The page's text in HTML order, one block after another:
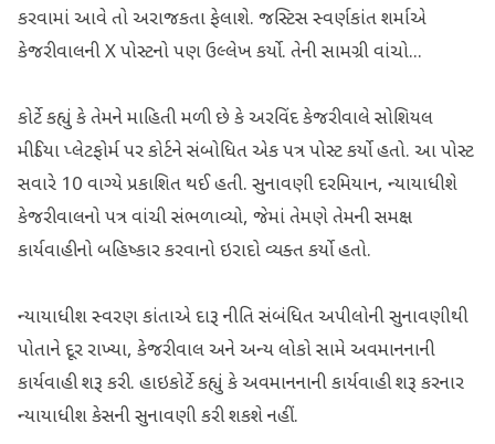
કરવામાં આવે તો અરાજકતા ફેલાશે. જસ્ટિસ સ્વર્ણકાંત શર્માએ
કેજરીવાલની X પોસ્ટનો પણ ઉલ્લેખ કર્યો. તેની સામગ્રી વાંચો...
કોર્ટે કહ્યું કે તેમને માહિતી મળી છે કે અરવિંદ કેજરીવાલે સોશિયલ
મીડિયા પ્લેટફોર્મ પર કોર્ટને સંબોધિત એક પત્ર પોસ્ટ કર્યો હતો. આ પોસ્ટ
સવારે 10 વાગ્યે પ્રકાશિત થઈ હતી. સુનાવણી દરમિયાન, ન્યાયાધીશે
કેજરીવાલનો પત્ર વાંચી સંભળાવ્યો, જેમાં તેમણે તેમની સમક્ષ
કાર્યવાહીનો બહિષ્કાર કરવાનો ઇરાદો વ્યક્ત કર્યો હતો.
ન્યાયાધીશ સ્વરણ કાંતાએ દારૂ નીતિ સંબંધિત અપીલોની સુનાવણીથી
પોતાને દૂર રાખ્યા, કેજરીવાલ અને અન્ય લોકો સામે અવમાનનાની
કાર્યવાહી શરૂ કરી. હાઇકોર્ટે કહ્યું કે અવમાનનાની કાર્યવાહી શરૂ કરનાર
ન્યાયાધીશ કેસની સુનાવણી કરી શકશે નહીં.